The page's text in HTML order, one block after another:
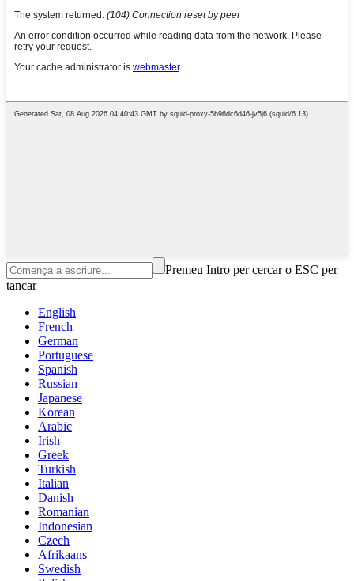
Premeu Intro per cercar o ESC per
tancar
English
French
German
Portuguese
Spanish
Russian
Japanese
Korean
Arabic
Irish
Greek
Turkish
Italian
Danish
Romanian
Indonesian
Czech
Afrikaans
Swedish